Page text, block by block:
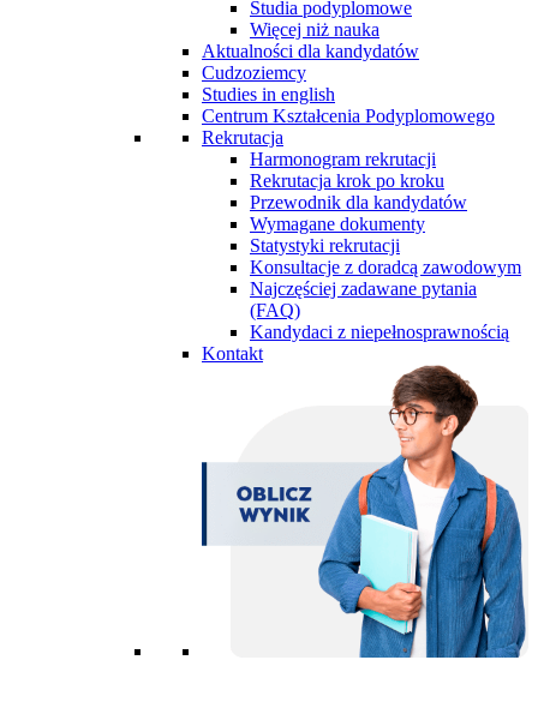
Studia podyplomowe
Więcej niż nauka
Aktualności dla kandydatów
Cudzoziemcy
Studies in english
Centrum Kształcenia Podyplomowego
Rekrutacja
Harmonogram rekrutacji
Rekrutacja krok po kroku
Przewodnik dla kandydatów
Wymagane dokumenty
Statystyki rekrutacji
Konsultacje z doradcą zawodowym
Najczęściej zadawane pytania
(FAQ)
Kandydaci z niepełnosprawnością
Kontakt